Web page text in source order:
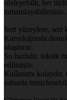
süsleyebilir, her
tamamlayabilirsiniz.
Sert yüzeylere, sert
Kuruduğunda
oluşturur.
Su bazlıdır, toksik
edilmiştir.
Kullanımı
sabunla